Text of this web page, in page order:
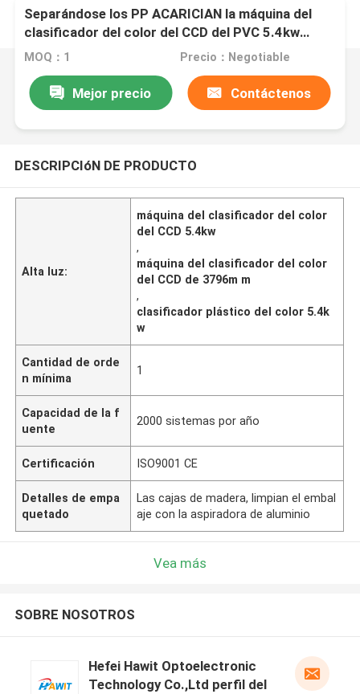
Separándose los PP ACARICIAN la máquina del
clasificador del color del CCD del PVC 5.4kw
3796m m
MOQ：1 Precio：Negotiable
Mejor precio Contáctenos
DESCRIPCIóN DE PRODUCTO
Alta luz:
máquina del clasificador del color
del CCD 5.4kw
,
máquina del clasificador del color
del CCD de 3796m m
,
clasificador plástico del color 5.4k
w
Cantidad de orde
n mínima
1
Capacidad de la f
uente
2000 sistemas por año
Certificación ISO9001 CE
Detalles de empa
quetado
Las cajas de madera, limpian el embal
aje con la aspiradora de aluminio
Vea más
SOBRE NOSOTROS
Hefei Hawit Optoelectronic
Technology Co.,Ltd perfil del